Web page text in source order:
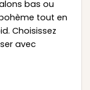
bas ou
tout en
Choisissez
avec